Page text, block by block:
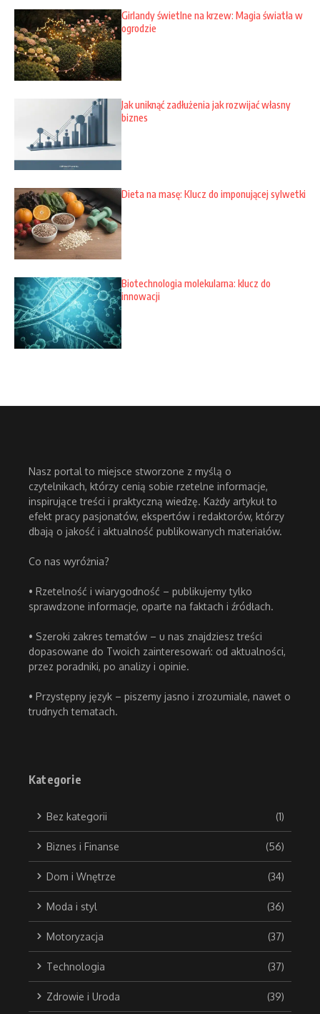
Girlandy świetlne na krzew: Magia światła w
ogrodzie
Jak uniknąć zadłużenia jak rozwijać własny
biznes
Dieta na masę: Klucz do imponującej sylwetki
Biotechnologia molekularna: klucz do
innowacji
Nasz portal to miejsce stworzone z myślą o
czytelnikach, którzy cenią sobie rzetelne informacje,
inspirujące treści i praktyczną wiedzę. Każdy artykuł to
efekt pracy pasjonatów, ekspertów i redaktorów, którzy
dbają o jakość i aktualność publikowanych materiałów.
Co nas wyróżnia?
• Rzetelność i wiarygodność – publikujemy tylko
sprawdzone informacje, oparte na faktach i źródłach.
• Szeroki zakres tematów – u nas znajdziesz treści
dopasowane do Twoich zainteresowań: od aktualności,
przez poradniki, po analizy i opinie.
• Przystępny język – piszemy jasno i zrozumiale, nawet o
trudnych tematach.
Kategorie
Bez kategorii (1)
Biznes i Finanse (56)
Dom i Wnętrze (34)
Moda i styl (36)
Motoryzacja (37)
Technologia (37)
Zdrowie i Uroda (39)